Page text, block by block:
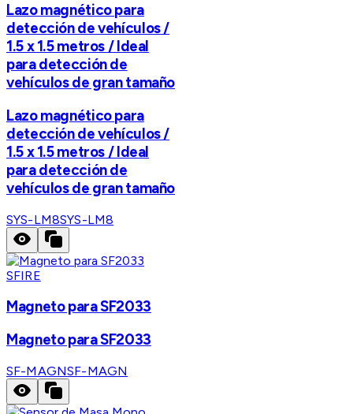
Lazo magnético para
detección de vehículos /
1.5 x 1.5 metros / Ideal
para detección de
vehículos de gran tamaño
Lazo magnético para
detección de vehículos /
1.5 x 1.5 metros / Ideal
para detección de
vehículos de gran tamaño
SYS-LM8SYS-LM8
SFIRE
Magneto para SF2033
Magneto para SF2033
SF-MAGNSF-MAGN